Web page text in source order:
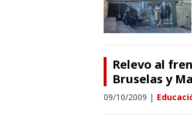
Relevo al
Bruselas y
09/10/2009 |